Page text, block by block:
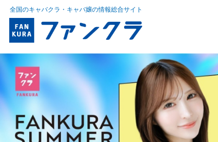
全国のキャバクラ・キャバ嬢の情報総合サイト